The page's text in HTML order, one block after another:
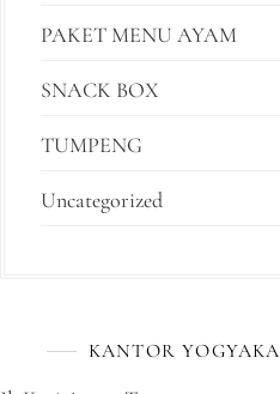
PAKET MENU AYAM
SNACK BOX
TUMPENG
Uncategorized
KANTOR